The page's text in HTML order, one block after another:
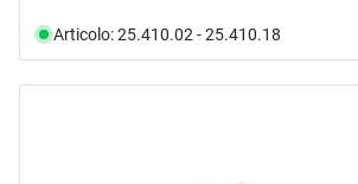
Articolo: 25.410.02 - 25.410.18